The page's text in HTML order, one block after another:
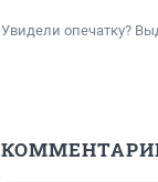
Увидели опечатку?